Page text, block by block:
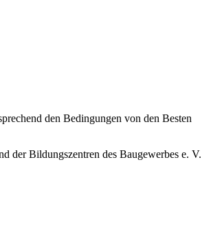
den Bedingungen von den Besten
der Bildungszentren des Baugewerbes e. V.